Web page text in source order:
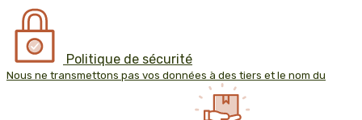
Politique de sécurité
Nous ne transmettons pas vos données à des tiers et le nom du